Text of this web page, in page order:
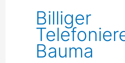
Billiger
Bauma